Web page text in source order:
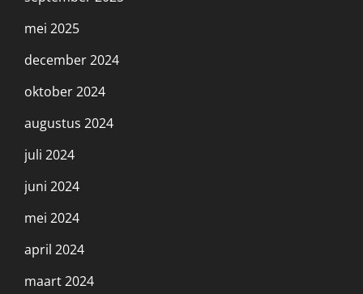
mei 2025
december 2024
oktober 2024
augustus 2024
juli 2024
juni 2024
mei 2024
april 2024
maart 2024